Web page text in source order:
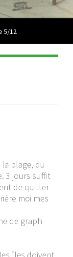
5/12
la plage, du
3 jours suffit
de quitter
moi mes
de graph